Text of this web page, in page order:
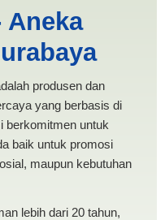
TENDA
Aneka
produsen dan
yang berbasis di
berkomitmen untuk
baik untuk promosi
maupun kebutuhan
lebih dari 20 tahun,